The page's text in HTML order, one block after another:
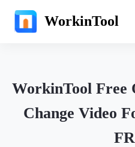
WorkinTool
WorkinTool Free
Change Video